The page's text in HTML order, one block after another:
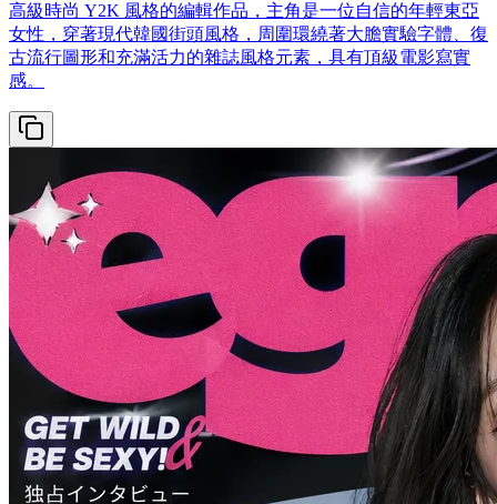
高級時尚 Y2K 風格的編輯作品，主角是一位自信的年輕東亞
女性，穿著現代韓國街頭風格，周圍環繞著大膽實驗字體、復
古流行圖形和充滿活力的雜誌風格元素，具有頂級電影寫實
感。